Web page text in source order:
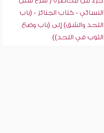
النسائي - كتاب الجنائز - (باب
اللحد والشق) إلى (باب وضع
الثوب في اللحد))